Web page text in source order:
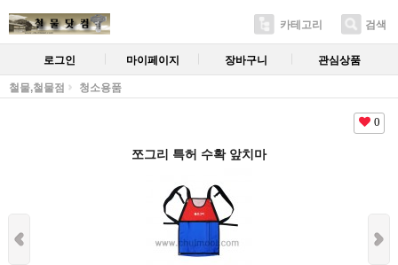
카테고리 검색
로그인 마이페이지 장바구니 관심상품
철물,철물점 청소용품
0
쪼그리 특허 수확 앞치마